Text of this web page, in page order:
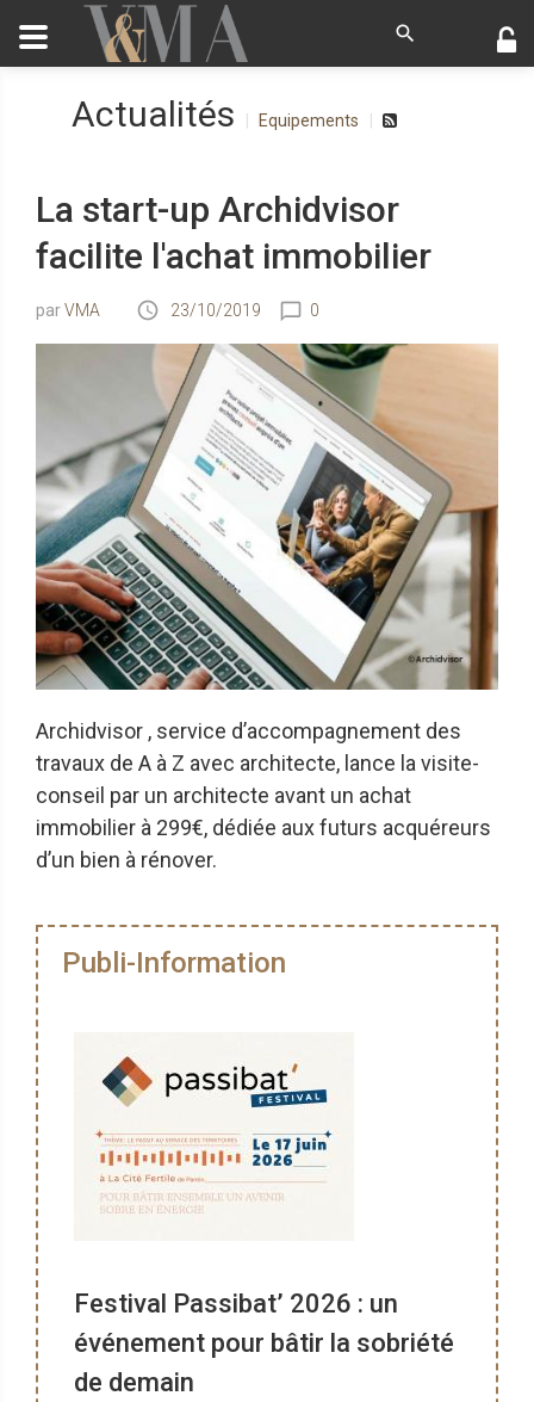
Actualités Equipements
La start-up Archidvisor
facilite l'achat immobilier
VMA 23/10/2019 0
Archidvisor , service d’accompagnement des
travaux de A à Z avec architecte, lance la visite-
conseil par un architecte avant un achat
immobilier à 299€, dédiée aux futurs acquéreurs
d’un bien à rénover.
Publi-Information
Festival Passibat’ 2026 : un
événement pour bâtir la sobriété
de demain